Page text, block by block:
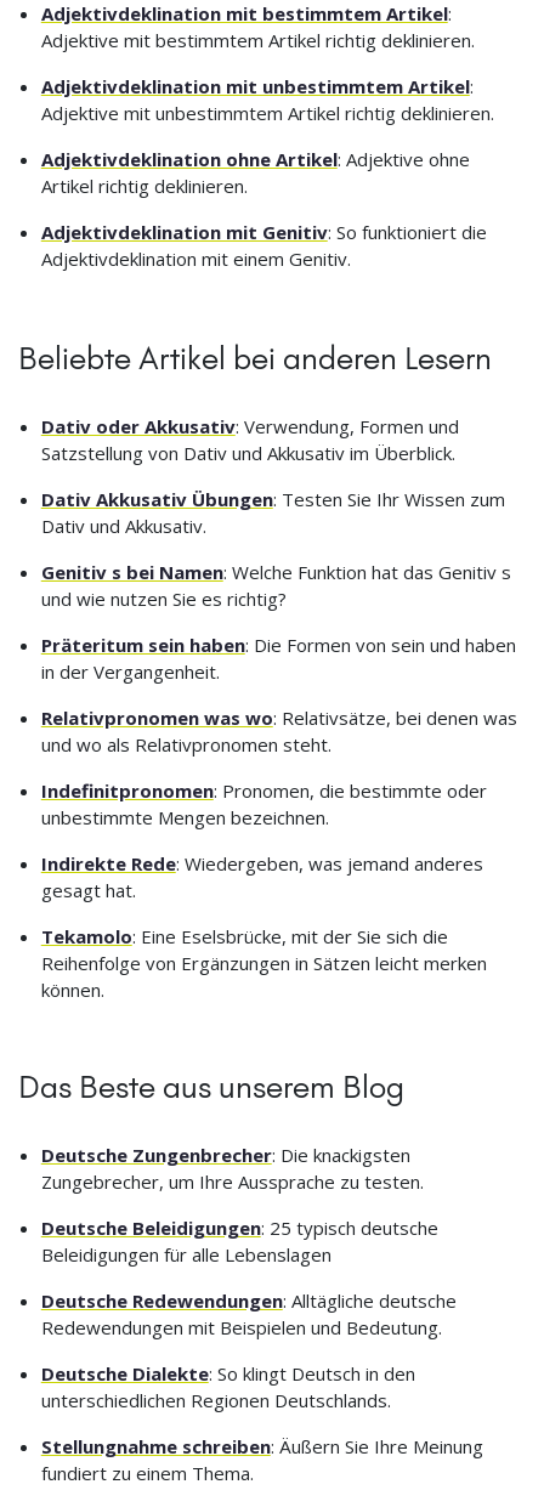
Adjektivdeklination mit bestimmtem Artikel:
Adjektive mit bestimmtem Artikel richtig deklinieren.
Adjektivdeklination mit unbestimmtem Artikel:
Adjektive mit unbestimmtem Artikel richtig deklinieren.
Adjektivdeklination ohne Artikel: Adjektive ohne
Artikel richtig deklinieren.
Adjektivdeklination mit Genitiv: So funktioniert die
Adjektivdeklination mit einem Genitiv.
Beliebte Artikel bei anderen Lesern
Dativ oder Akkusativ: Verwendung, Formen und
Satzstellung von Dativ und Akkusativ im Überblick.
Dativ Akkusativ Übungen: Testen Sie Ihr Wissen zum
Dativ und Akkusativ.
Genitiv s bei Namen: Welche Funktion hat das Genitiv s
und wie nutzen Sie es richtig?
Präteritum sein haben: Die Formen von sein und haben
in der Vergangenheit.
Relativpronomen was wo: Relativsätze, bei denen was
und wo als Relativpronomen steht.
Indefinitpronomen: Pronomen, die bestimmte oder
unbestimmte Mengen bezeichnen.
Indirekte Rede: Wiedergeben, was jemand anderes
gesagt hat.
Tekamolo: Eine Eselsbrücke, mit der Sie sich die
Reihenfolge von Ergänzungen in Sätzen leicht merken
können.
Das Beste aus unserem Blog
Deutsche Zungenbrecher: Die knackigsten
Zungebrecher, um Ihre Aussprache zu testen.
Deutsche Beleidigungen: 25 typisch deutsche
Beleidigungen für alle Lebenslagen
Deutsche Redewendungen: Alltägliche deutsche
Redewendungen mit Beispielen und Bedeutung.
Deutsche Dialekte: So klingt Deutsch in den
unterschiedlichen Regionen Deutschlands.
Stellungnahme schreiben: Äußern Sie Ihre Meinung
fundiert zu einem Thema.